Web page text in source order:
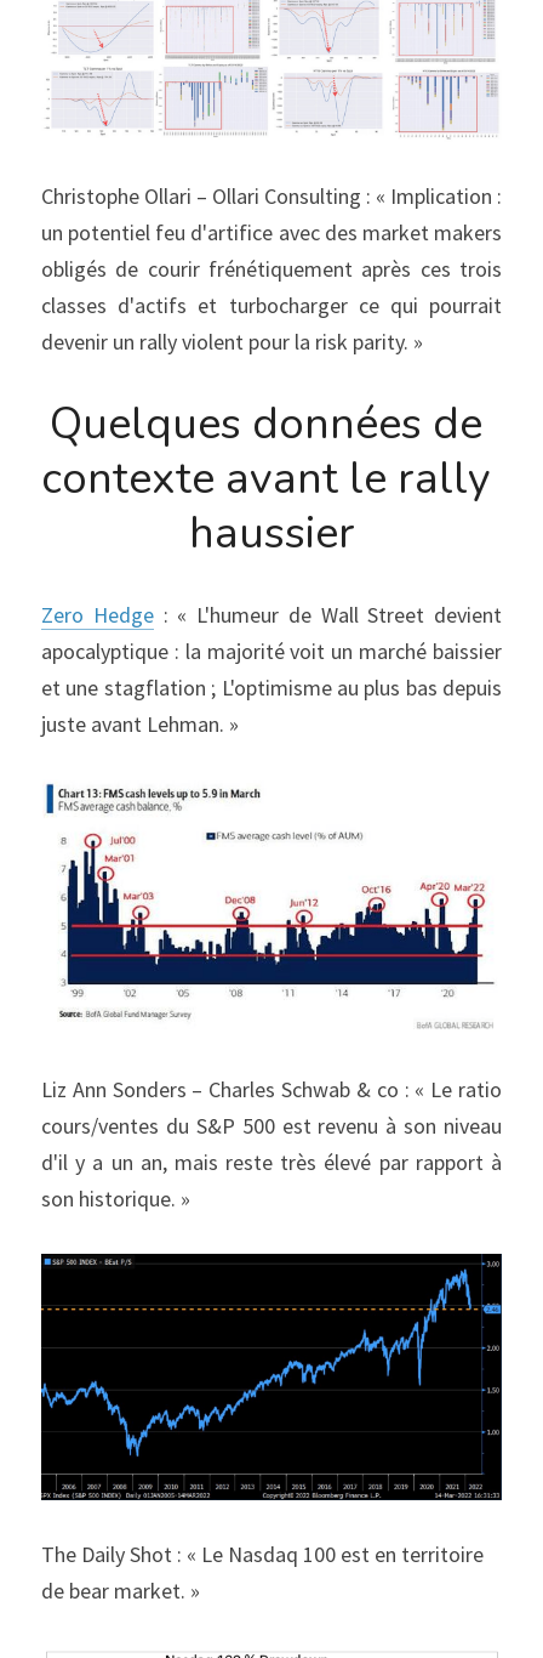
Christophe Ollari – Ollari Consulting : « Implication :
un potentiel feu d'artifice avec des market makers
obligés de courir frénétiquement après ces trois
classes d'actifs et turbocharger ce qui pourrait
devenir un rally violent pour la risk parity. »
Quelques données de
contexte avant le rally
haussier
Zero Hedge : « L'humeur de Wall Street devient
apocalyptique : la majorité voit un marché baissier
et une stagflation ; L'optimisme au plus bas depuis
juste avant Lehman. »
Liz Ann Sonders – Charles Schwab & co : « Le ratio
cours/ventes du S&P 500 est revenu à son niveau
d'il y a un an, mais reste très élevé par rapport à
son historique. »
The Daily Shot : « Le Nasdaq 100 est en territoire
de bear market. »